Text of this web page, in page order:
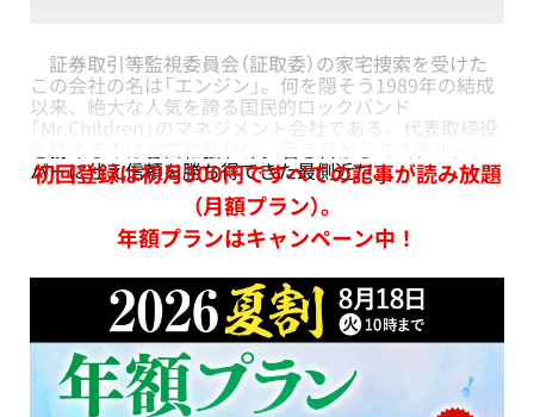
証券取引等監視委員会（証取委）の家宅捜索を受けた
この会社の名は「エンジン」。何を隠そう1989年の結成
以来、絶大な人気を誇る国民的ロックバンド
「Mr.Children」のマネジメント会社である。代表取締役
バーに仕え信頼を勝ち得てきた最側近だ。
初回登録は初月300円ですべての記事が読み放題
（月額プラン）。
年額プランはキャンペーン中！